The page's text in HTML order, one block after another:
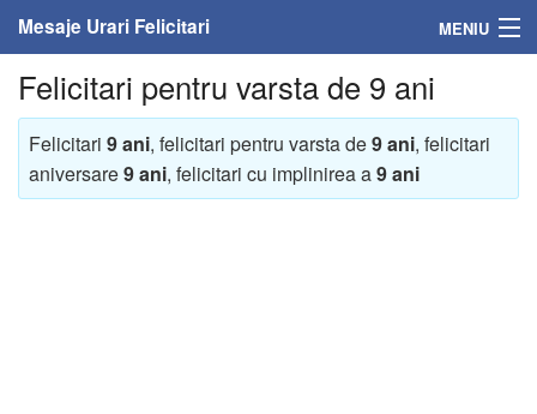
Mesaje Urari Felicitari MENIU
Home
Mesaje
Felicitari
Felicitari pentru varsta de 9 ani
Felicitari 9 ani, felicitari pentru varsta de9 ani, felicitari
aniversare9 ani, felicitari cu implinirea a9 ani